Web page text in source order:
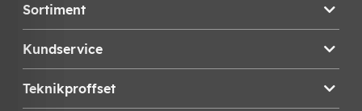
Sortiment
Kundservice
Teknikproffset